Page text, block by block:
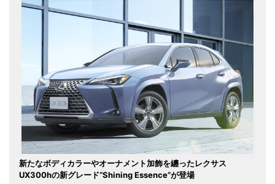
新たなボディカラーやオーナメント加飾を纏ったレクサス
UX300hの新グレード“Shining Essence”が登場